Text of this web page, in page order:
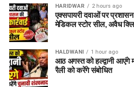
HARIDWAR 2 hours ago
एक्सपायरी दवाओं पर प्रशासन
मेडिकल स्टोर सील, अवैध
HALDWANI 1 hour ago
आठ अगस्त को हल्द्वानी आएंगे
रैली को करेंगे संबोधित